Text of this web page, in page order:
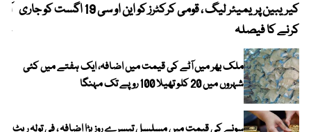
کیریبین پریمیئر لیگ ، قومی کرکٹرز کو این او سی 19 اگست کو جاری
کرنے کا فیصلہ
ملک بھر میں آٹے کی قیمت میں اضافہ، ایک ہفتے میں کئی
شہروں میں 20 کلو تھیلا 100 روپے تک مہنگا